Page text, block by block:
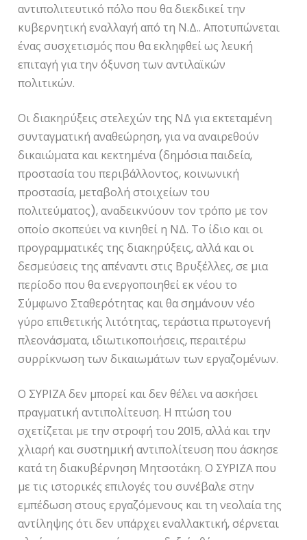
αντιπολιτευτικό πόλο που θα διεκδικεί την
κυβερνητική εναλλαγή από τη Ν.Δ.. Αποτυπώνεται
ένας συσχετισμός που θα εκληφθεί ως λευκή
επιταγή για την όξυνση των αντιλαϊκών
πολιτικών.
Οι διακηρύξεις στελεχών της ΝΔ για εκτεταμένη
συνταγματική αναθεώρηση, για να αναιρεθούν
δικαιώματα και κεκτημένα (δημόσια παιδεία,
προστασία του περιβάλλοντος, κοινωνική
προστασία, μεταβολή στοιχείων του
πολιτεύματος), αναδεικνύουν τον τρόπο με τον
οποίο σκοπεύει να κινηθεί η ΝΔ. Το ίδιο και οι
προγραμματικές της διακηρύξεις, αλλά και οι
δεσμεύσεις της απέναντι στις Βρυξέλλες, σε μια
περίοδο που θα ενεργοποιηθεί εκ νέου το
Σύμφωνο Σταθερότητας και θα σημάνουν νέο
γύρο επιθετικής λιτότητας, τεράστια πρωτογενή
πλεονάσματα, ιδιωτικοποιήσεις, περαιτέρω
συρρίκνωση των δικαιωμάτων των εργαζομένων.
Ο ΣΥΡΙΖΑ δεν μπορεί και δεν θέλει να ασκήσει
πραγματική αντιπολίτευση. Η πτώση του
σχετίζεται με την στροφή του 2015, αλλά και την
χλιαρή και συστημική αντιπολίτευση που άσκησε
κατά τη διακυβέρνηση Μητσοτάκη. Ο ΣΥΡΙΖΑ που
με τις ιστορικές επιλογές του συνέβαλε στην
εμπέδωση στους εργαζόμενους και τη νεολαία της
αντίληψης ότι δεν υπάρχει εναλλακτική, σέρνεται